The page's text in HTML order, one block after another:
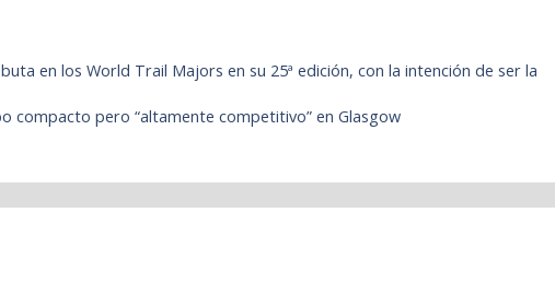
en los World Trail Majors en su 25ª edición, con la intención de ser la
compacto pero “altamente competitivo” en Glasgow